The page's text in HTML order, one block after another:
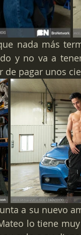
nada más
y no va a
pagar unos
a su nuevo
lo tiene